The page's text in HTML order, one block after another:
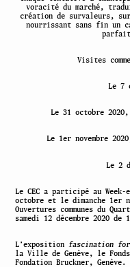
voracité du marché,
création de survaleurs,
nourrissant sans fin un
Visites
Le 7
Le 31 octobre 2020,
Le 1er novembre
Le 2
Le CEC a participé au Week-
octobre et le dimanche 1er
Ouvertures communes du
samedi 12 décembre 2020 de
L’exposition fascination
la Ville de Genève, le
Fondation Bruckner, Genève.